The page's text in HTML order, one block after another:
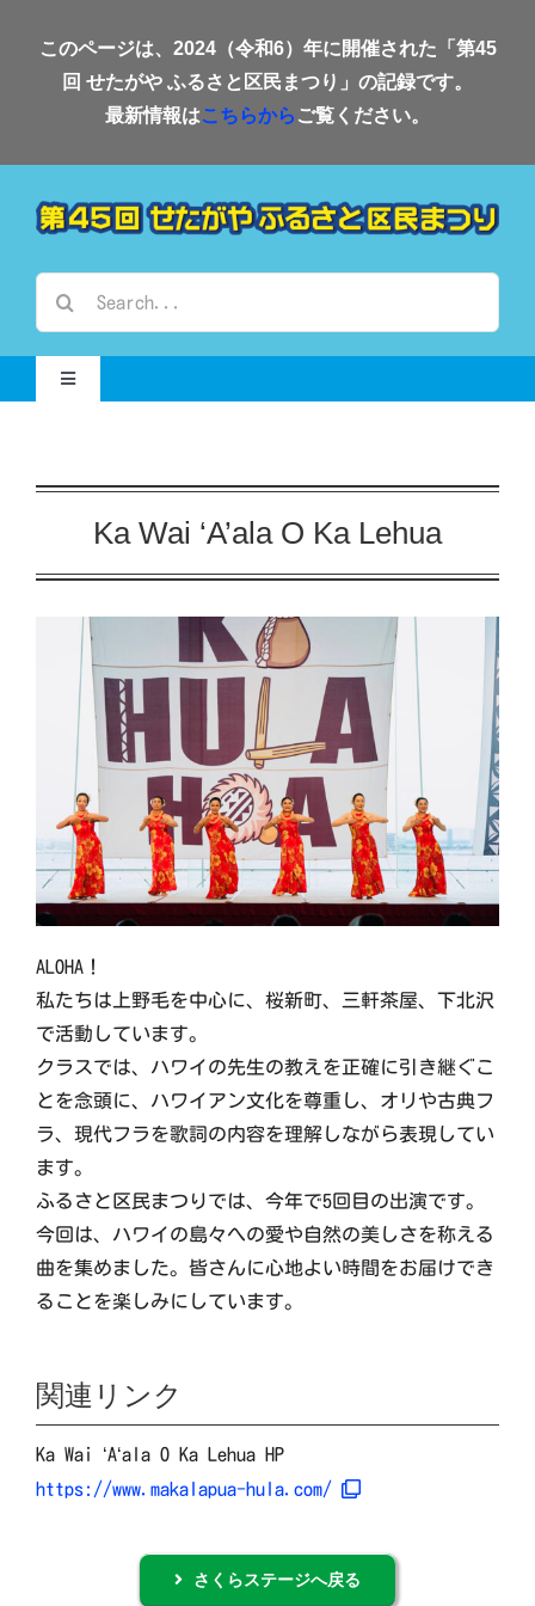
このページは、2024（令和6）年に開催された「第45
回 せたがや ふるさと区民まつり」の記録です。
最新情報はこちらから ご覧ください。
索
…
Toggle
Navigation
交流自治体の紹介
出店団体の紹介
アクセス
実行委員会について
Ka Wai ‘A’ala O Ka Lehua
ALOHA！
私たちは上野毛を中心に、桜新町、三軒茶屋、下北沢
で活動しています。
クラスでは、ハワイの先生の教えを正確に引き継ぐこ
とを念頭に、ハワイアン文化を尊重し、オリや古典フ
ラ、現代フラを歌詞の内容を理解しながら表現してい
ます。
ふるさと区民まつりでは、今年で5回目の出演です。
今回は、ハワイの島々への愛や自然の美しさを称える
曲を集めました。皆さんに心地よい時間をお届けでき
ることを楽しみにしています。
関連リンク
Ka Wai ‘A‘ala O Ka Lehua HP
https://www.makalapua-hula.com/
さくらステージへ戻る